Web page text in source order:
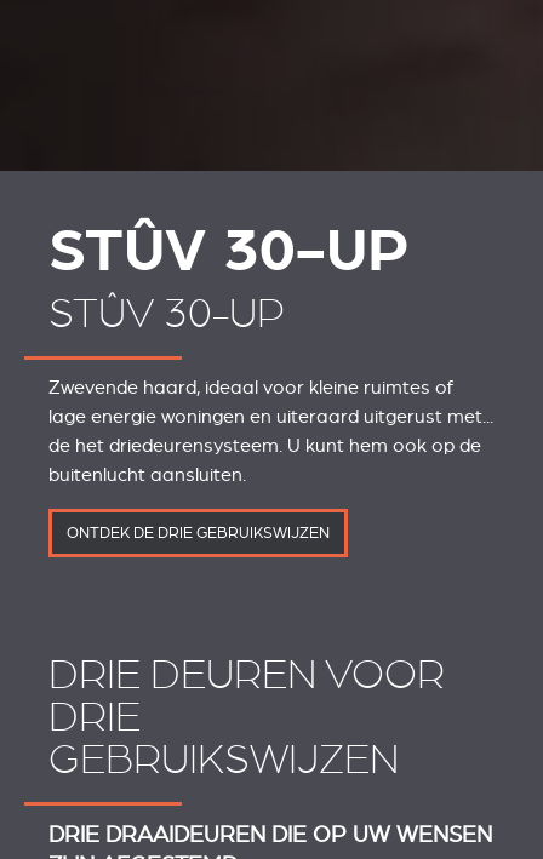
STÛV 30-UP
STÛV 30-UP
Zwevende haard, ideaal voor kleine ruimtes of
lage energie woningen en uiteraard uitgerust met...
de het driedeurensysteem. U kunt hem ook op de
buitenlucht aansluiten.
ONTDEK DE DRIE GEBRUIKSWIJZEN
DRIE DEUREN VOOR
DRIE
GEBRUIKSWIJZEN
DRIE DRAAIDEUREN DIE OP UW WENSEN